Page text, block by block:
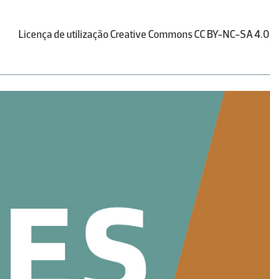
Licença de utilização Creative Commons CC BY-NC-SA 4.0